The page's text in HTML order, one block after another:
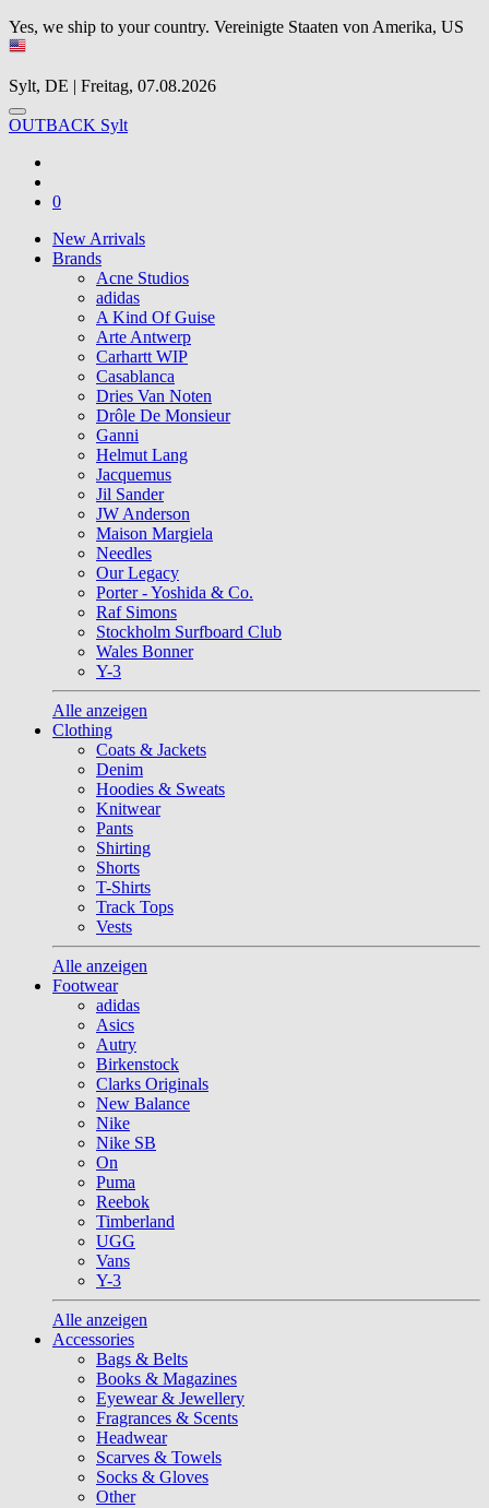
Yes, we ship to your country. Vereinigte Staaten von Amerika, US
Sylt, DE | Freitag, 07.08.2026
OUTBACK Sylt
0
New Arrivals
Brands
Acne Studios
adidas
A Kind Of Guise
Arte Antwerp
Carhartt WIP
Casablanca
Dries Van Noten
Drôle De Monsieur
Ganni
Helmut Lang
Jacquemus
Jil Sander
JW Anderson
Maison Margiela
Needles
Our Legacy
Porter - Yoshida & Co.
Raf Simons
Stockholm Surfboard Club
Wales Bonner
Y-3
Alle anzeigen
Clothing
Coats & Jackets
Denim
Hoodies & Sweats
Knitwear
Pants
Shirting
Shorts
T-Shirts
Track Tops
Vests
Alle anzeigen
Footwear
adidas
Asics
Autry
Birkenstock
Clarks Originals
New Balance
Nike
Nike SB
On
Puma
Reebok
Timberland
UGG
Vans
Y-3
Alle anzeigen
Accessories
Bags & Belts
Books & Magazines
Eyewear & Jewellery
Fragrances & Scents
Headwear
Scarves & Towels
Socks & Gloves
Other